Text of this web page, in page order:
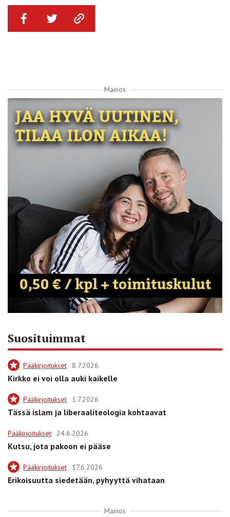
Mainos
Suosituimmat
Pääkirjoitukset 8.7.2026
Kirkko ei voi olla auki kaikelle
Pääkirjoitukset 1.7.2026
Tässä islam ja liberaaliteologia kohtaavat
Pääkirjoitukset 24.6.2026
Kutsu, jota pakoon ei pääse
Pääkirjoitukset 17.6.2026
Erikoisuutta siedetään, pyhyyttä vihataan
Mainos